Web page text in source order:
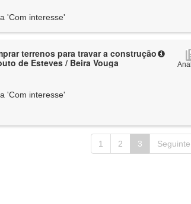
'Com interesse'
terrenos para travar a construção
de Esteves / Beira Vouga
'Com interesse'
1 2 3 Seguinte